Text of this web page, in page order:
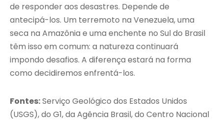
de responder aos desastres. Depende de
antecipá-los. Um terremoto na Venezuela, uma
seca na Amazônia e uma enchente no Sul do Brasil
têm isso em comum: a natureza continuará
impondo desafios. A diferença estará na forma
como decidiremos enfrentá-los.
Fontes:Serviço Geológico dos Estados Unidos
(USGS), do G1, da Agência Brasil, do Centro Nacional